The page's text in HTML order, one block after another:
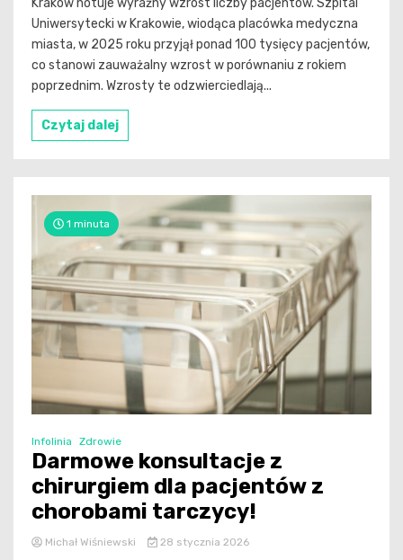
Kraków notuje wyraźny wzrost liczby pacjentów. Szpital
Uniwersytecki w Krakowie, wiodąca placówka medyczna
miasta, w 2025 roku przyjął ponad 100 tysięcy pacjentów,
co stanowi zauważalny wzrost w porównaniu z rokiem
poprzednim. Wzrosty te odzwierciedlają...
Czytaj dalej
1 minuta
Infolinia Zdrowie
Darmowe konsultacje z
chirurgiem dla pacjentów z
chorobami tarczycy!
Michał Wiśniewski 28 stycznia 2026